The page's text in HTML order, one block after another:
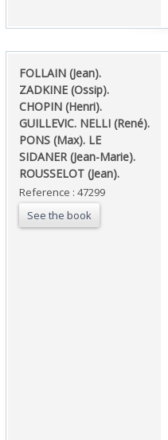
‎FOLLAIN (Jean).
ZADKINE (Ossip).
CHOPIN (Henri).
GUILLEVIC. NELLI (René).
PONS (Max). LE
SIDANER (Jean-Marie).
ROUSSELOT (Jean). ‎
Reference : 47299
See the book